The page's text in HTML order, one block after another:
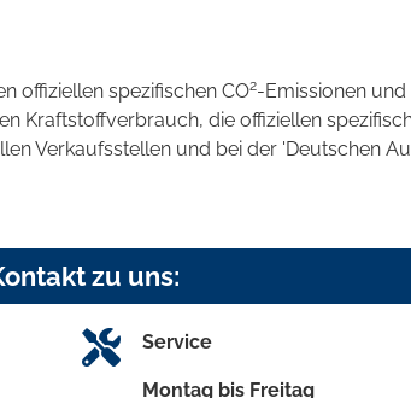
offiziellen spezifischen CO2-Emissionen
Kraftstoffverbrauch, die offiziellen
Verkaufsstellen und bei der 'Deutschen
zu uns:
Service
Montag bis Freitag